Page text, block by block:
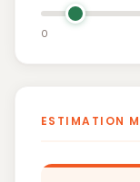
0
ESTIMATION